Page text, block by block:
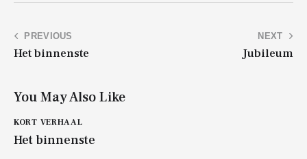
Bericht
navigatie
PREVIOUS
Het binnenste
NEXT
Jubileum
You May Also Like
KORT VERHAAL
Het binnenste